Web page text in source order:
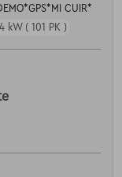
CUIR*
kW ( 101 PK )